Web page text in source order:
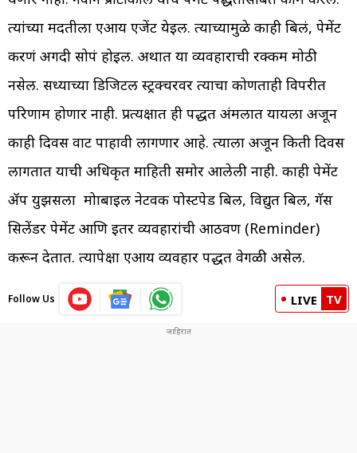
त्यांच्या मदतीला एआय एजेंट येईल. त्याच्यामुळे काही बिलं, पेमेंट
करणं अगदी सोपं होईल. अर्थात या व्यवहाराची रक्कम मोठी
नसेल. सध्याच्या डिजिटल स्ट्रक्चरवर त्याचा कोणताही विपरीत
परिणाम होणार नाही. प्रत्यक्षात ही पद्धत अंमलात यायला अजून
काही दिवस वाट पाहावी लागणार आहे. त्याला अजून किती दिवस
लागतात याची अधिकृत माहिती समोर आलेली नाही. काही पेमेंट
ॲप युझर्सला मोाबाईल नेटवर्क पोस्टपेड बिल, विद्युत बिल, गॅस
सिलेंडर पेमेंट आणि इतर व्यवहारांची आठवण (Reminder)
करून देतात. त्यापेक्षा एआय व्यवहार पद्धत वेगळी असेल.
Follow Us LIVE TV